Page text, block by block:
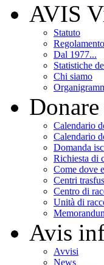
AVIS
Statuto
Regolamento
Dal 1977...
Statistiche
Chi siamo
Donare
Calendario
Calendario
Domanda
Richiesta di
Come dove
Centri
Centro di
Unità di
Avis
Avvisi
News